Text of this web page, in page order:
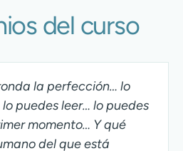
del curso
la perfección… lo
puedes leer… lo puedes
momento… Y qué
del que está